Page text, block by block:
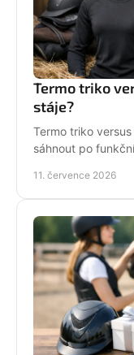
Termo triko
stáje?
Termo triko
sáhnout po
11. července 2026